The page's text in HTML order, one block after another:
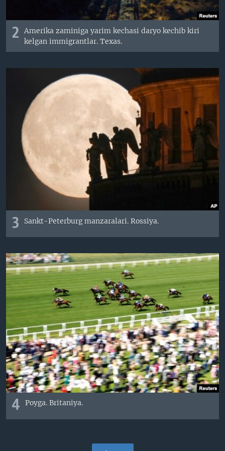
2
Amerika zaminiga yarim kechasi daryo kechib kiri
kelgan immigrantlar. Texas.
3 Sankt-Peterburg manzaralari. Rossiya.
4 Poyga. Britaniya.